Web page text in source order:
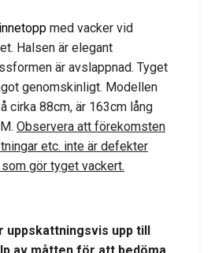
linnetopp med vacker vid
Halsen är elegant
är avslappnad. Tyget
genomskinligt. Modellen
cirka 88cm, är 163cm lång
Observera att förekomsten
etc. inte är defekter
gör tyget vackert.
uppskattningsvis upp till